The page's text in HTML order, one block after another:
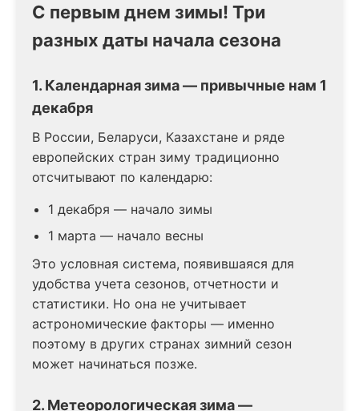
С первым днем зимы! Три
разных даты начала сезона
1. Календарная зима — привычные нам 1
декабря
В России, Беларуси, Казахстане и ряде
европейских стран зиму традиционно
отсчитывают по календарю:
1 декабря — начало зимы
1 марта — начало весны
Это условная система, появившаяся для
удобства учета сезонов, отчетности и
статистики. Но она не учитывает
астрономические факторы — именно
поэтому в других странах зимний сезон
может начинаться позже.
2. Метеорологическая зима —